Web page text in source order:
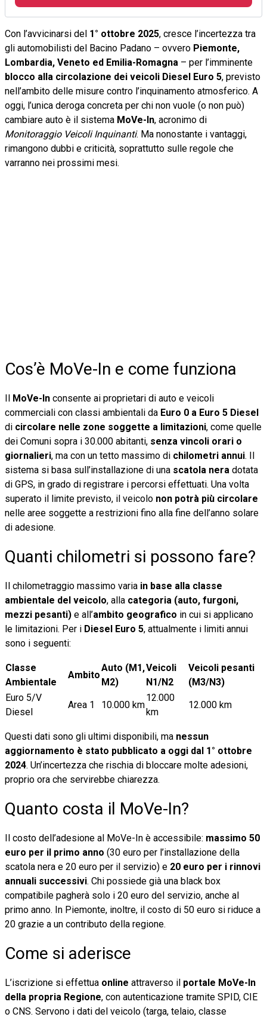
Con l’avvicinarsi del 1° ottobre 2025, cresce l’incertezza tra
gli automobilisti del Bacino Padano – ovvero Piemonte,
Lombardia, Veneto ed Emilia-Romagna – per l’imminente
blocco alla circolazione dei veicoli Diesel Euro 5, previsto
nell’ambito delle misure contro l’inquinamento atmosferico. A
oggi, l’unica deroga concreta per chi non vuole (o non può)
cambiare auto è il sistema MoVe-In, acronimo di
Monitoraggio Veicoli Inquinanti. Ma nonostante i vantaggi,
rimangono dubbi e criticità, soprattutto sulle regole che
varranno nei prossimi mesi.
Cos’è MoVe-In e come funziona
Il MoVe-In consente ai proprietari di auto e veicoli
commerciali con classi ambientali da Euro 0 a Euro 5 Diesel
di circolare nelle zone soggette a limitazioni, come quelle
dei Comuni sopra i 30.000 abitanti, senza vincoli orari o
giornalieri, ma con un tetto massimo di chilometri annui. Il
sistema si basa sull’installazione di una scatola nera dotata
di GPS, in grado di registrare i percorsi effettuati. Una volta
superato il limite previsto, il veicolo non potrà più circolare
nelle aree soggette a restrizioni fino alla fine dell’anno solare
di adesione.
Quanti chilometri si possono fare?
Il chilometraggio massimo varia in base alla classe
ambientale del veicolo, alla categoria (auto, furgoni,
mezzi pesanti) e all’ambito geografico in cui si applicano
le limitazioni. Per i Diesel Euro 5, attualmente i limiti annui
sono i seguenti:
Classe
Ambientale
Ambito
Auto (M1,
M2)
Veicoli
N1/N2
Veicoli pesanti
(M3/N3)
Euro 5/V
Diesel
Area 1 10.000 km
12.000
km
12.000 km
Questi dati sono gli ultimi disponibili, ma nessun
aggiornamento è stato pubblicato a oggi dal 1° ottobre
2024. Un’incertezza che rischia di bloccare molte adesioni,
proprio ora che servirebbe chiarezza.
Quanto costa il MoVe-In?
Il costo dell’adesione al MoVe-In è accessibile: massimo 50
euro per il primo anno (30 euro per l’installazione della
scatola nera e 20 euro per il servizio) e 20 euro per i rinnovi
annuali successivi. Chi possiede già una black box
compatibile pagherà solo i 20 euro del servizio, anche al
primo anno. In Piemonte, inoltre, il costo di 50 euro si riduce a
20 grazie a un contributo della regione.
Come si aderisce
L’iscrizione si effettua online attraverso il portale MoVe-In
della propria Regione, con autenticazione tramite SPID, CIE
o CNS. Servono i dati del veicolo (targa, telaio, classe